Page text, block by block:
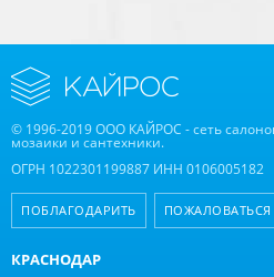
© 1996-2019 ООО КАЙРОС - сеть
мозаики и сантехники.
ОГРН 1022301199887 ИНН 0106005182
ПОБЛАГОДАРИТЬ ПОЖАЛОВАТЬСЯ
КРАСНОДАР